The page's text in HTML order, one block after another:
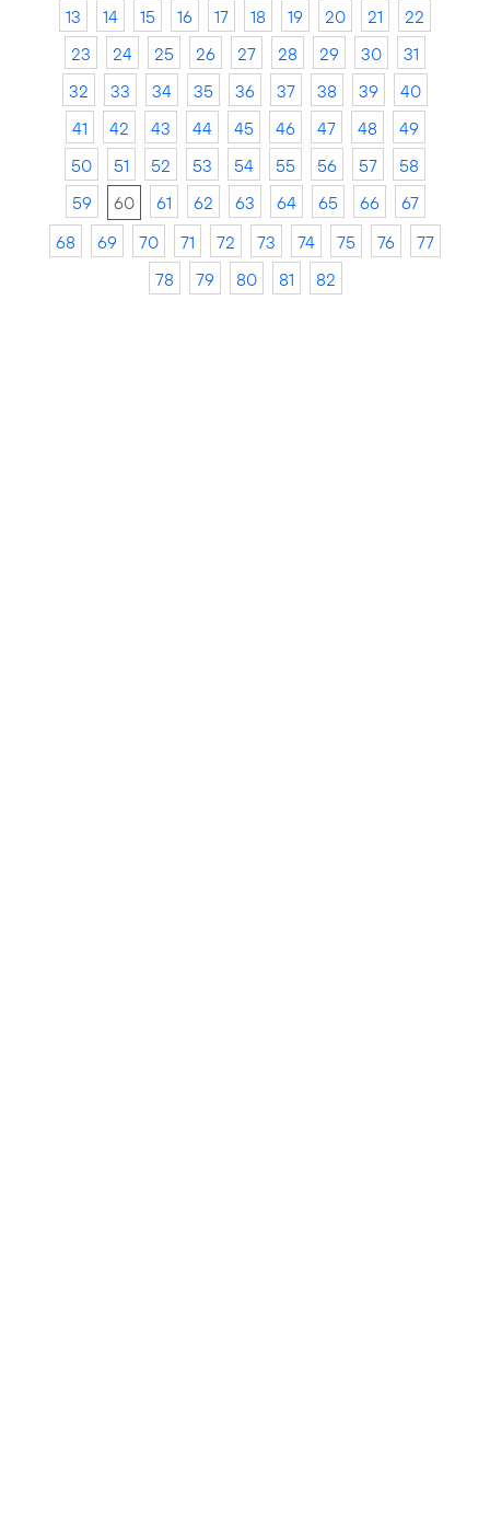
13
14 15 16 17 18 19 20 21
22
23
24 25 26 27 28 29 30
31
32
33 34 35 36 37 38 39
40
41
42 43 44 45 46 47 48
49
50
51 52 53 54 55 56 57
58
59
60 61 62 63 64 65 66
67
68
69 70 71 72 73 74 75 76
77
78
79 80 81 82